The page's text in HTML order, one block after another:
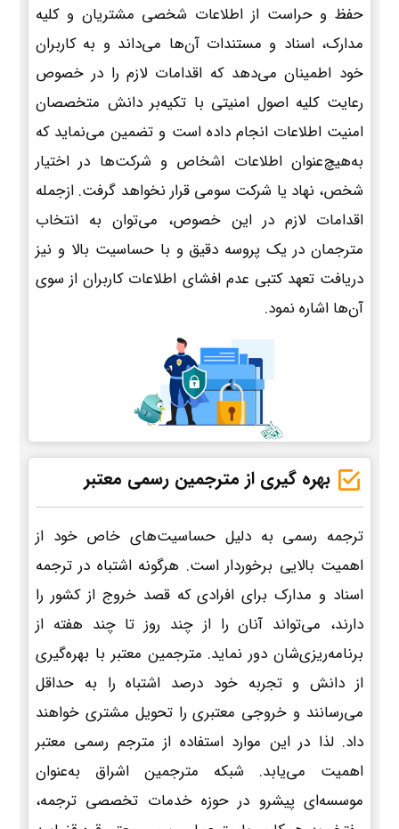
حفظ و حراست از اطلاعات شخصی مشتریان و کلیه
مدارک، اسناد و مستندات آن‌ها می‌داند و به کاربران
خود اطمینان می‌دهد که اقدامات لازم را در خصوص
رعایت کلیه اصول امنیتی با تکیه‌بر دانش متخصصان
امنیت اطلاعات انجام داده است و تضمین می‌نماید که
به‌هیچ‌عنوان اطلاعات اشخاص و شرکت‌ها در اختیار
شخص، نهاد یا شرکت سومی قرار نخواهد گرفت. ازجمله
اقدامات لازم در این خصوص، می‌توان به انتخاب
مترجمان در یک پروسه دقیق و با حساسیت بالا و نیز
دریافت تعهد کتبی عدم افشای اطلاعات کاربران از سوی
آن‌ها اشاره نمود.
بهره گیری از مترجمین رسمی معتبر
ترجمه رسمی به دلیل حساسیت‌های خاص خود از
اهمیت بالایی برخوردار است. هرگونه اشتباه در ترجمه
اسناد و مدارک برای افرادی که قصد خروج از کشور را
دارند، می‌تواند آنان را از چند روز تا چند هفته از
برنامه‌ریزی‌شان دور نماید. مترجمین معتبر با بهره‌گیری
از دانش و تجربه خود درصد اشتباه را به حداقل
می‌رسانند و خروجی معتبری را تحویل مشتری خواهند
داد. لذا در این موارد استفاده از مترجم رسمی معتبر
اهمیت می‌یابد. شبکه مترجمین اشراق به‌عنوان
موسسه‌ای پیشرو در حوزه خدمات تخصصی ترجمه،